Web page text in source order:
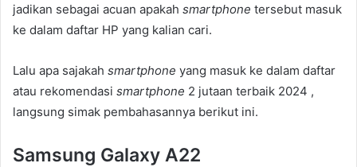
jadikan sebagai acuan apakah smartphone tersebut masuk
ke dalam daftar HP yang kalian cari.
Lalu apa sajakah smartphone yang masuk ke dalam daftar
atau rekomendasi smartphone 2 jutaan terbaik 2024 ,
langsung simak pembahasannya berikut ini.
Samsung Galaxy A22